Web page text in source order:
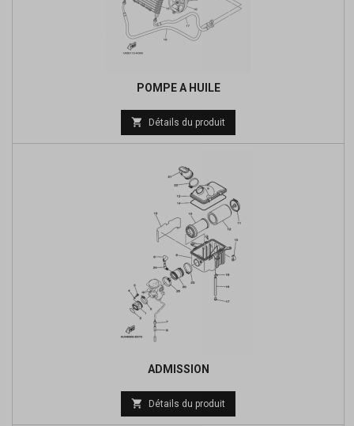
POMPE A HUILE
Prix
de
 Détails du produit
ADMISSION
Prix
de
 Détails du produit